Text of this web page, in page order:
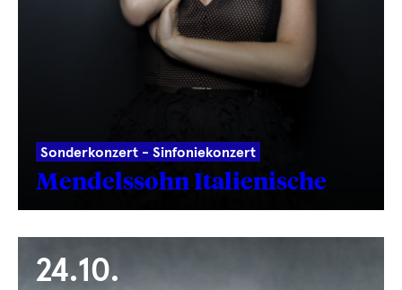
Sonderkonzert - Sinfoniekonzert
Mendelssohn Italienische
24.10.